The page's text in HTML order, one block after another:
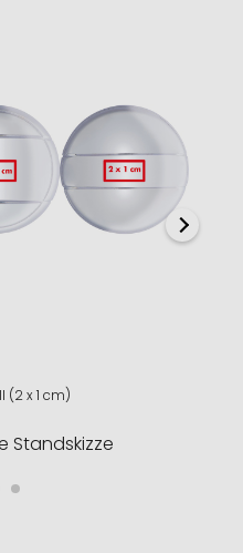
(2 x 1 cm)
Standskizze